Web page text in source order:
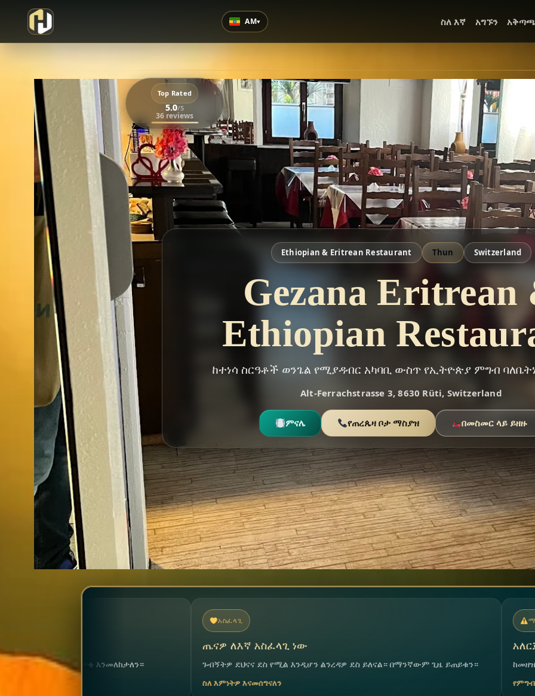
Top Rated
5.0/5
36 reviews
›
AM▾ ስለ እኛ አግኙን
Ethiopian & Eritrean Restaurant Thun Switzerland
Gezana Eritrean
Ethiopian
ከተነሳ ስርዓቶች ወንጌል የሚያዳብር አካባቢ ውስጥ የኢትዮጵያ ምግብ
Alt-Ferrachstrasse 3, 8630 Rüti, Switzerland
ምናሌ የጠረጴዛ ቦታ ማስያዝ በመስመር ላይ ይዘዙ
ጉብኝትዎ ደህናና ደስ የሚል እንዲሆን ልንረዳዎ ደስ ይለናል። በማንኛውም ጊዜ ይጠይቁን። ከመዘዝዎ በፊት እባክዎ ቡድናችንን ያሳውቁ፤